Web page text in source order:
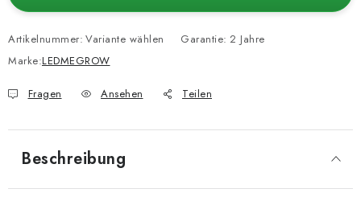
Artikelnummer: Variante wählen
Marke:LEDMEGROW
Garantie: 2 Jahre
Fragen Ansehen Teilen
Beschreibung